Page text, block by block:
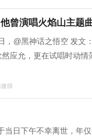
曾演唱火焰山主题
，@黑神话之悟空 发文
应允，更在试唱时动情
得
当日下午不幸离世，年